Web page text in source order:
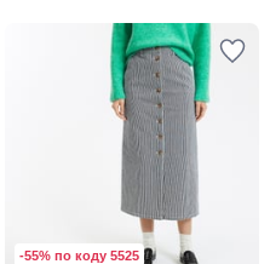
-55% по коду 5525